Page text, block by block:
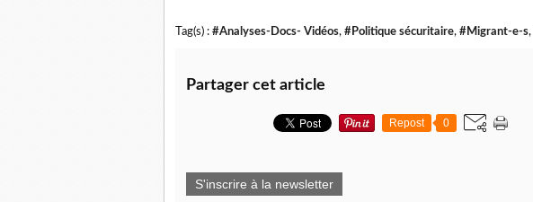
Tag(s) : #Analyses-Docs- Vidéos, #Politique sécuritaire, #Migrant-e-s,
Partager cet article
Repost 0
S'inscrire à la newsletter